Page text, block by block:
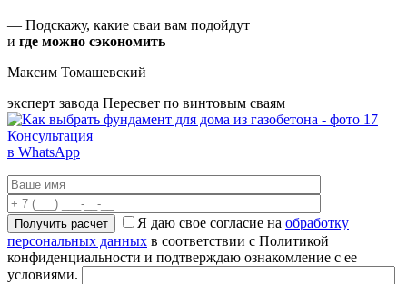
— Подскажу, какие сваи вам подойдут
и где можно сэкономить
Максим Томашевский
эксперт завода Пересвет по винтовым сваям
Консультация
в WhatsApp
Я даю свое согласие на обработку
персональных данных в соответствии с Политикой
конфиденциальности и подтверждаю ознакомление с ее
условиями.